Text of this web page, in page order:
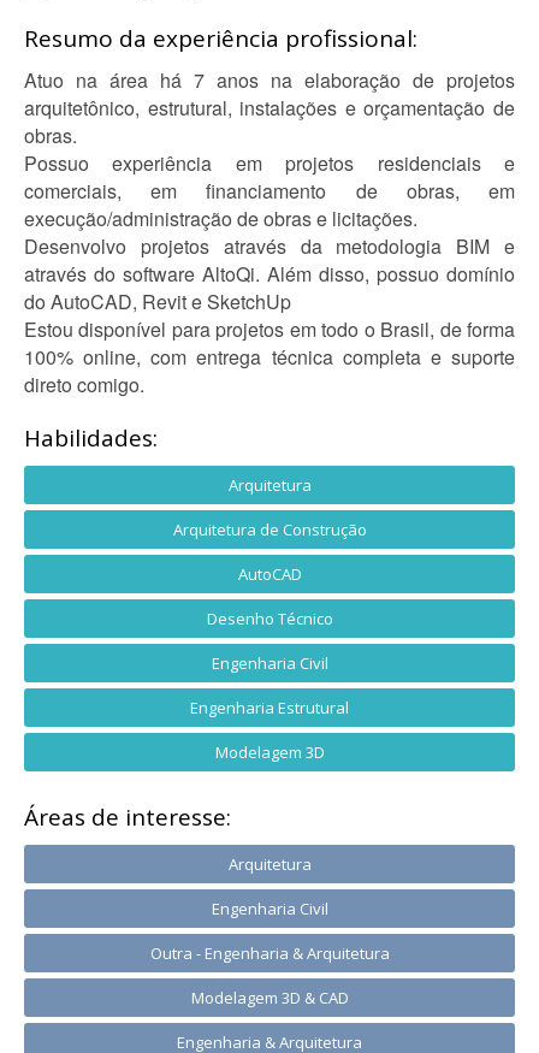
Resumo da experiência profissional:
Atuo na área há 7 anos na elaboração de projetos
arquitetônico, estrutural, instalações e orçamentação de
obras.
Possuo experiência em projetos residenciais e
comerciais, em financiamento de obras, em
execução/administração de obras e licitações.
Desenvolvo projetos através da metodologia BIM e
através do software AltoQi. Além disso, possuo domínio
do AutoCAD, Revit e SketchUp
Estou disponível para projetos em todo o Brasil, de forma
100% online, com entrega técnica completa e suporte
direto comigo.
Habilidades:
Arquitetura
Arquitetura de Construção
AutoCAD
Desenho Técnico
Engenharia Civil
Engenharia Estrutural
Modelagem 3D
Áreas de interesse:
Arquitetura
Engenharia Civil
Outra - Engenharia & Arquitetura
Modelagem 3D & CAD
Engenharia & Arquitetura